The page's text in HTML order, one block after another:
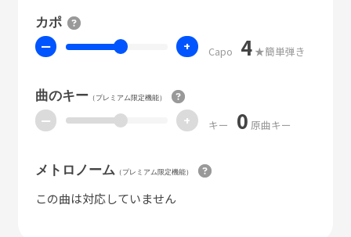
カポ
ー + Capo 4 ★簡単弾き
曲のキー（プレミアム限定機能）
ー + キー 0 原曲キー
メトロノーム （プレミアム限定機能）
この曲は対応していません